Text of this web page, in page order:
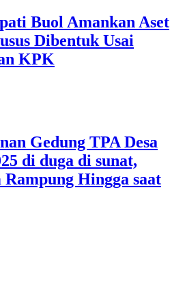
Buol Amankan Aset
Dibentuk Usai
KPK
Gedung TPA Desa
di duga di sunat,
Hingga saat